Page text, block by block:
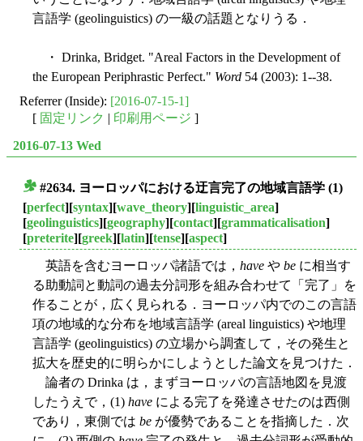
言語学 (geolinguistics) の一級の話題となりうる．
・ Drinka, Bridget. "Areal Factors in the Development of
the European Periphrastic Perfect." Word 54 (2003): 1--38.
Referrer (Inside): [2016-07-15-1]
[ 固定リンク | 印刷用ページ ]
2016-07-13 Wed
#2634. ヨーロッパにおける迂言完了の地域言語学 (1)
[perfect][syntax][wave_theory][linguistic_area]
[geolinguistics][geography][contact][grammaticalisation]
[preterite][greek][latin][tense][aspect]
英語を含むヨーロッパ諸語では， have や be に相当す
る助動詞と動詞の過去分詞形を組み合わせて「完了」を
作ることが，広く見られる．ヨーロッパ内でのこの言語
項の地域的な分布を地域言語学 (areal linguistics) や地理
言語学 (geolinguistics) の立場から調査して，その発生と
拡大を歴史的に明らかにしようとした論文を見つけた．
論者の Drinka は，まずヨーロッパの言語地図を見渡
したうえで，(1) have による完了を発達させたのは西側
であり，東側では be が優勢であることを指摘した．次